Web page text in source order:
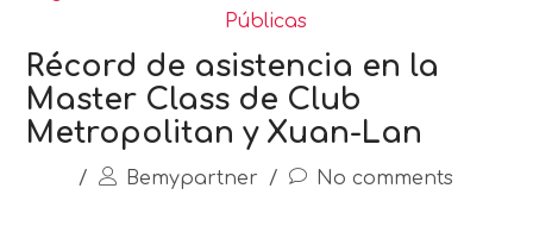
Públicas
Récord de asistencia en la
Master Class de Club
Metropolitan y Xuan-Lan
/ Bemypartner / No comments